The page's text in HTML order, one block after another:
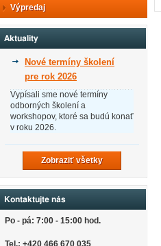
Výpredaj
Aktuality
Nové termíny školení
pre rok 2026
Vypísali sme nové termíny
odborných školení a
workshopov, ktoré sa budú konať
v roku 2026.
Zobraziť všetky
Kontaktujte nás
Po - pá: 7:00 - 15:00 hod.
Tel.: +420 466 670 035